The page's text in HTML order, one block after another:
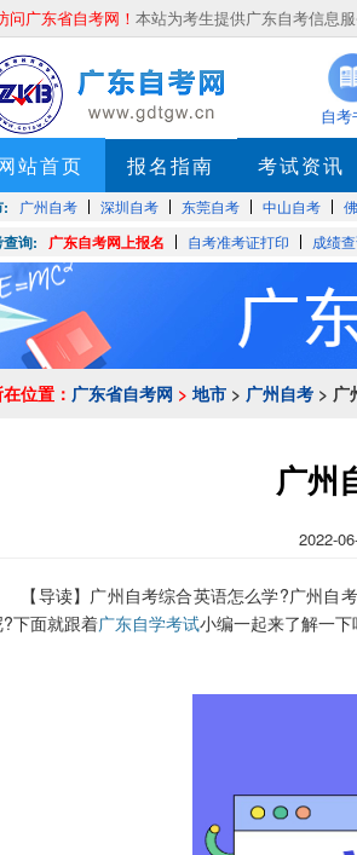
问广东省自考网！ 本站为考生提供广东自考信息
自考
站首页 报名指南 考试资讯
: 广州自考 深圳自考 东莞自考 中山自考
查询: 广东自考网上报名 自考准考证打印 成绩
位置： 广东省自考网 > 地市 > 广州自考 > 广
广州
2022-
【导读】广州自考综合英语怎么学?广州自考
下面就跟着广东自学考试小编一起来了解一下